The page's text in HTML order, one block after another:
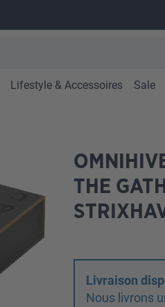
Lifestyle & Accessoires Sale
THE
Livraison
Nous livrons